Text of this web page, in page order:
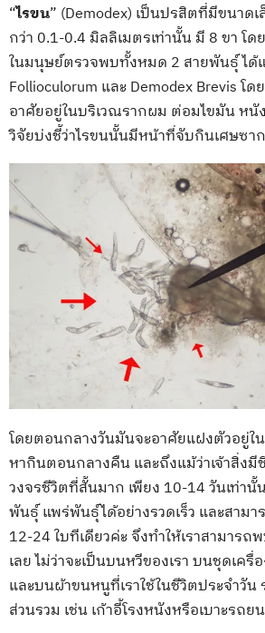
“ไรขน” (Demodex) เป็นปรสิตที่มีขนา
กว่า 0.1-0.4 มิลลิเมตรเท่านั้น มี 8 ขา โ
ในมนุษย์ตรวจพบทั้งหมด 2 สายพันธุ์ ได้
Follioculorum และ Demodex Brevis โด
อาศัยอยู่ในบริเวณรากผม ต่อมไขมัน หนั
วิจัยบ่งชี้ว่าไรขนนั้นมีหน้าที่จับกินเศษซา
โดยตอนกลางวันมันจะอาศัยแฝงตัวอยู่ใ
หากินตอนกลางคืน และถึงแม้ว่าเจ้าสิ่งมี
วงจรชีวิตที่สั้นมาก เพียง 10-14 วันเท่า
พันธุ์ แพร่พันธุ์ได้อย่างรวดเร็ว และสามา
12-24 ใบทีเดียวค่ะ จึงทำให้เราสามารถ
เลย ไม่ว่าจะเป็นบนหวีของเรา บนชุดเค
และบนผ้าขนหนูที่เราใช้ในชีวิตประจำวัน
ส่วนรวม เช่น เก้าอี้โรงหนังหรือเบาะรถย